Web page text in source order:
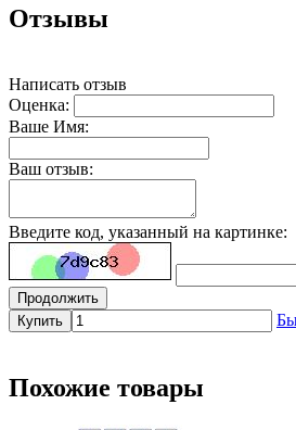
Отзывы
Написать отзыв
Оценка:
Ваше Имя:
Ваш отзыв:
Введите код, указанный на картинке:
Продолжить
Купить
Похожие товары